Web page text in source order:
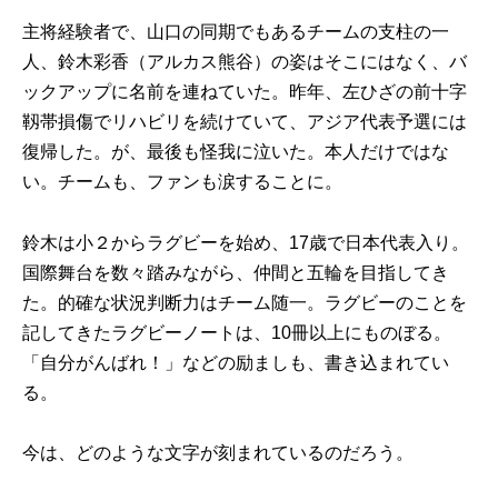
主将経験者で、山口の同期でもあるチームの支柱の一
人、鈴木彩香（アルカス熊谷）の姿はそこにはなく、バ
ックアップに名前を連ねていた。昨年、左ひざの前十字
靱帯損傷でリハビリを続けていて、アジア代表予選には
復帰した。が、最後も怪我に泣いた。本人だけではな
い。チームも、ファンも涙することに。
鈴木は小２からラグビーを始め、17歳で日本代表入り。
国際舞台を数々踏みながら、仲間と五輪を目指してき
た。的確な状況判断力はチーム随一。ラグビーのことを
記してきたラグビーノートは、10冊以上にものぼる。
「自分がんばれ！」などの励ましも、書き込まれてい
る。
今は、どのような文字が刻まれているのだろう。